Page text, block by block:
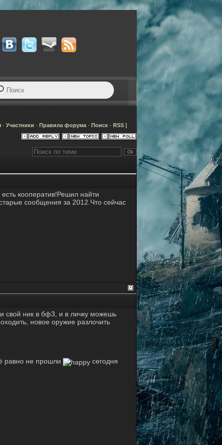
· Участники · Правила форума · Поиск · RSS ]
кооператив!Решил найти
сообщения за 2012.Что сейчас
свой ник в бф3, и в личку можешь
новое оружие разлочить
равно не прошли сегодня